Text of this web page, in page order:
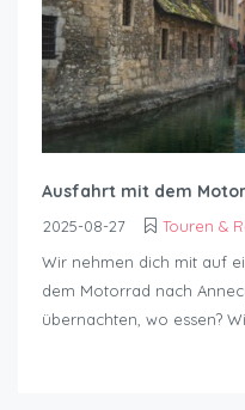
Ausfahrt mit dem
2025-08-27
Touren &
Wir nehmen dich mit auf
dem Motorrad nach
übernachten, wo essen?